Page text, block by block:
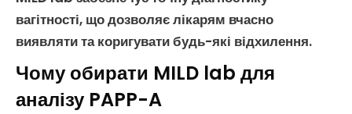
вагітності, що дозволяє лікарям вчасно
виявляти та коригувати будь-які відхилення.
Чому обирати MILD lab для
аналізу PAPP-A